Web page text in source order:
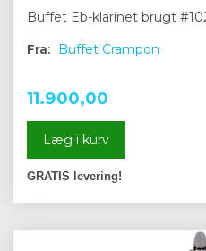
Buffet Eb-klarinet brugt
Fra: Buffet Crampon
11.900,00
Læg i kurv
GRATIS levering!